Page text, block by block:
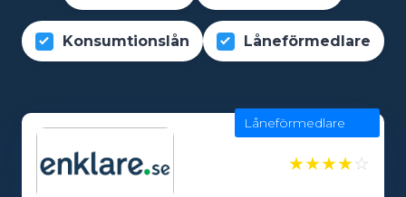
Konsumtionslån Låneförmedlare
★★★★☆
Låneförmedlare